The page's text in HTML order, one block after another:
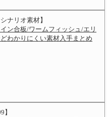
ナリオ素材】
ン合板/ワームフィッシュ/エリ
わかりにくい素材入手まとめ
】